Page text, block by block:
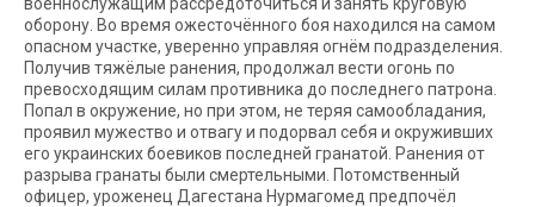
оборону. Во время ожесточённого боя находился на самом
опасном участке, уверенно управляя огнём подразделения.
Получив тяжёлые ранения, продолжал вести огонь по
превосходящим силам противника до последнего патрона.
Попал в окружение, но при этом, не теряя самообладания,
проявил мужество и отвагу и подорвал себя и окруживших
его украинских боевиков последней гранатой. Ранения от
разрыва гранаты были смертельными. Потомственный
офицер, уроженец Дагестана Нурмагомед предпочёл